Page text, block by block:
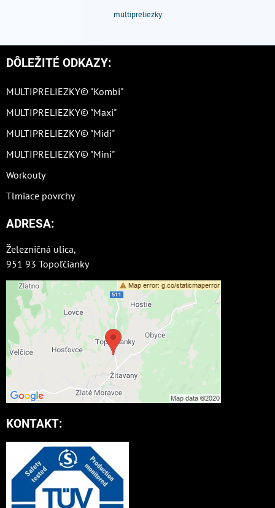
multipreliezky
DÔLEŽITÉ ODKAZY:
MULTIPRELIEZKY© "Kombi"
MULTIPRELIEZKY© "Maxi"
MULTIPRELIEZKY© "Midi"
MULTIPRELIEZKY© "Mini"
Workouty
Tlmiace povrchy
ADRESA:
Železničná ulica,
951 93 Topoľčianky
KONTAKT: